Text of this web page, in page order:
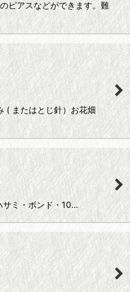
ピアスなどができます。難
またはとじ針）お花畑
ミ・ボンド・10…